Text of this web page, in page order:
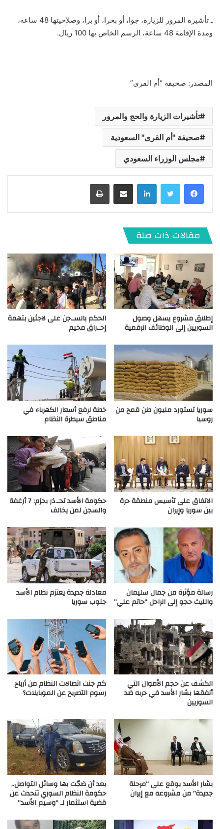
ـ تأشيرة المرور للزيارة، جوا، أو بحرا، أو برا، وصلاحيتها 48 ساعة،
ومدة الإقامة 48 ساعة، الرسم الخاص بها 100 ريال.
المصدر: صحيفة “أم القرى”
تأشيرات الزيارة والحج والمرور
صحيفة "أم القرى" السعودية
مجلس الوزراء السعودي
لينكدإن
مقالات ذات صلة
إطلاق مشروع يسهل وصول
السوريين إلى الوظائف الرقمية
الحكم بالسـ.جن على لاجئين بتهمة
إحـ.راق مخيم
سوريا تستورد مليون طن قمح من
روسيا
خطة لرفع أسعار الكهرباء في
مناطق سيطرة النظام
الاتفاق على تأسيس منطقة حرة
بين سوريا وإيران
حكومة الأسد تحـ.ذر بحزم: 7 أرغفة
والسجن لمن يخالف
رسالة مؤثرة من جمال سليمان
والليث حجو إلى الراحل “حاتم علي”
معادلة جديدة يعتزم نظام الأسد
جنوب سوريا
الكشف عن حجم الأموال التي
أنفقها بشار الأسد في حربه ضد
السوريين
كم جنت اتصالات النظام من أرباح
رسوم التصريح عن الموبايلات؟
بشار الأسد يوقع على “مرحلة
جديدة” من مشروعه مع إيران
بعد أن ضجّت بها وسائل التواصل..
حكومة النظام السوري تتحدث عن
قضية استثمار لـ “وسيم الأسد”